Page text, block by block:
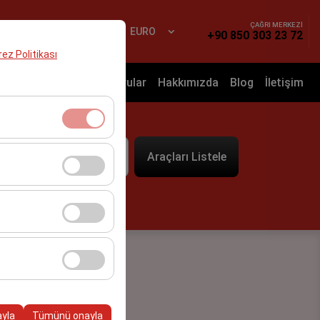
Politikası
Devre dışı
analiz
için kullanılır.
Tümünü onayla
EURO
ÇAĞRI MERKEZİ
+90 850 303 23 72
Sık Sorulan Sorular Hakkımızda Blog İletişim
09:00 Araçları Listele